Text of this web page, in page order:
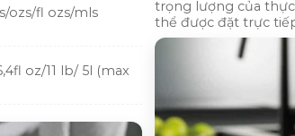
ozs/fl ozs/mls
oz/11 lb/ 5l (max
trọng lượng của
thể được đặt trực